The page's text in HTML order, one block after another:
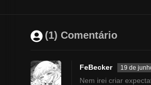
(1) Comentário
FeBecker 19 de
Nem irei criar